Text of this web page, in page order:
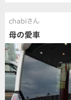
chabiさん
母の愛車